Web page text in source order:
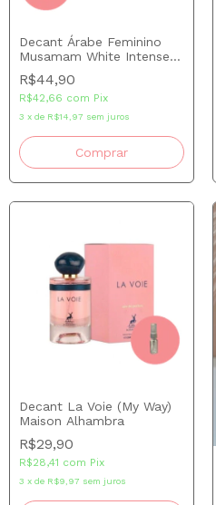
Decant Árabe Feminino
Musamam White Intense
Lataffa
R$44,90
R$42,66 com Pix
3 x de R$14,97 sem juros
Comprar
Decant La Voie (My Way)
Maison Alhambra
R$29,90
R$28,41 com Pix
3 x de R$9,97 sem juros